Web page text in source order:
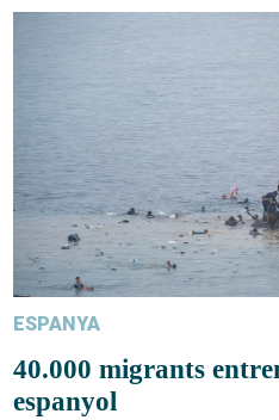
ESPANYA
40.000 migrants
espanyol